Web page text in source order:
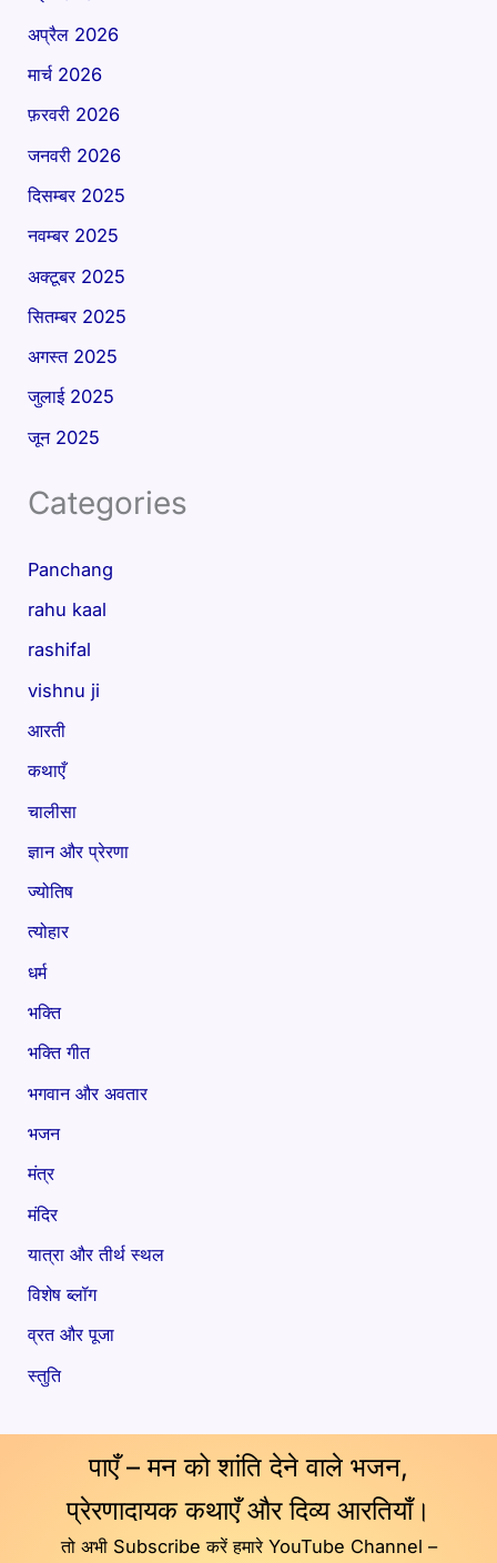
अप्रैल 2026
मार्च 2026
फ़रवरी 2026
जनवरी 2026
दिसम्बर 2025
नवम्बर 2025
अक्टूबर 2025
सितम्बर 2025
अगस्त 2025
जुलाई 2025
जून 2025
Categories
Panchang
rahu kaal
rashifal
vishnu ji
आरती
कथाएँ
चालीसा
ज्ञान और प्रेरणा
ज्योतिष
त्योहार
धर्म
भक्ति
भक्ति गीत
भगवान और अवतार
भजन
मंत्र
मंदिर
यात्रा और तीर्थ स्थल
विशेष ब्लॉग
व्रत और पूजा
स्तुति
पाएँ – मन को शांति देने वाले भजन,
प्रेरणादायक कथाएँ और दिव्य आरतियाँ।
तो अभी Subscribe करें हमारे YouTube Channel –